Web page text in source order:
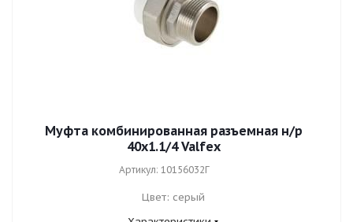
Муфта комбинированная разъемная н/р
40х1.1/4 Valfex
Артикул: 10156032Г
Цвет: серый